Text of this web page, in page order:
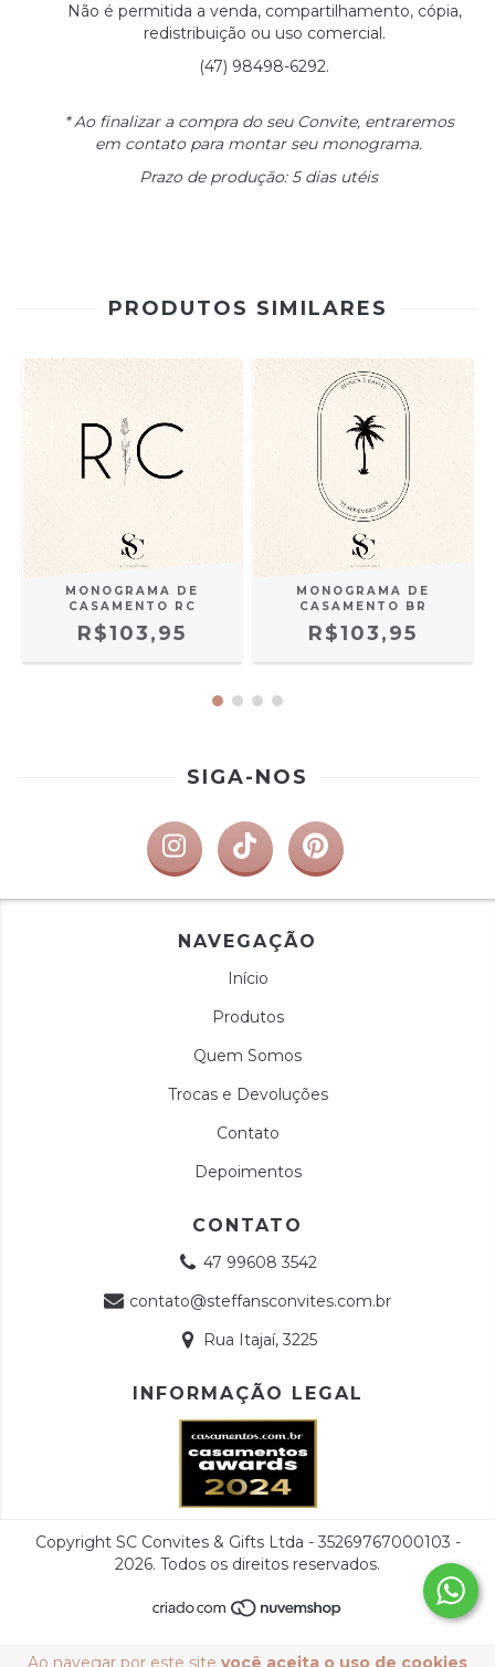
Ao navegar por este site você aceita o uso de cookies
Não é permitida a venda, compartilhamento, cópia,
redistribuição ou uso comercial.
(47) 98498-6292.
* Ao finalizar a compra do seu Convite, entraremos
em contato para montar seu monograma.
Prazo de produção: 5 dias utéis
PRODUTOS SIMILARES
MONOGRAMA DE
CASAMENTO RC
R$103,95
MONOGRAMA DE
CASAMENTO BR
R$103,95
SIGA-NOS
NAVEGAÇÃO
Início
Produtos
Quem Somos
Trocas e Devoluções
Contato
Depoimentos
CONTATO
47 99608 3542
contato@steffansconvites.com.br
Rua Itajaí, 3225
INFORMAÇÃO LEGAL
Copyright SC Convites & Gifts Ltda - 35269767000103 -
2026. Todos os direitos reservados.